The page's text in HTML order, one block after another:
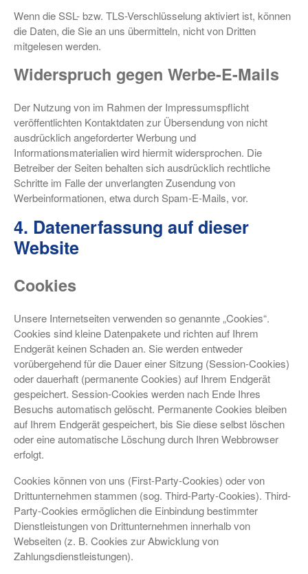
Wenn die SSL- bzw. TLS-Verschlüsselung aktiviert ist, können
die Daten, die Sie an uns übermitteln, nicht von Dritten
mitgelesen werden.
Widerspruch gegen Werbe-E-Mails
Der Nutzung von im Rahmen der Impressumspflicht
veröffentlichten Kontaktdaten zur Übersendung von nicht
ausdrücklich angeforderter Werbung und
Informationsmaterialien wird hiermit widersprochen. Die
Betreiber der Seiten behalten sich ausdrücklich rechtliche
Schritte im Falle der unverlangten Zusendung von
Werbeinformationen, etwa durch Spam-E-Mails, vor.
4. Datenerfassung auf dieser
Website
Cookies
Unsere Internetseiten verwenden so genannte „Cookies“.
Cookies sind kleine Datenpakete und richten auf Ihrem
Endgerät keinen Schaden an. Sie werden entweder
vorübergehend für die Dauer einer Sitzung (Session-Cookies)
oder dauerhaft (permanente Cookies) auf Ihrem Endgerät
gespeichert. Session-Cookies werden nach Ende Ihres
Besuchs automatisch gelöscht. Permanente Cookies bleiben
auf Ihrem Endgerät gespeichert, bis Sie diese selbst löschen
oder eine automatische Löschung durch Ihren Webbrowser
erfolgt.
Cookies können von uns (First-Party-Cookies) oder von
Drittunternehmen stammen (sog. Third-Party-Cookies). Third-
Party-Cookies ermöglichen die Einbindung bestimmter
Dienstleistungen von Drittunternehmen innerhalb von
Webseiten (z. B. Cookies zur Abwicklung von
Zahlungsdienstleistungen).